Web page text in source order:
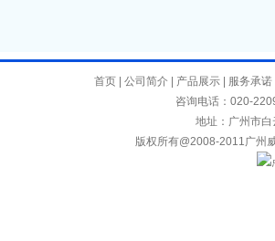
首页 公司简介 产品展示 服务承诺
咨询电话：020-
地址：广州市
版权所有@2008-2011广州